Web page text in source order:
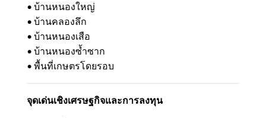
• บ้านหนองใหญ่
• บ้านคลองลึก
• บ้านหนองเสือ
• บ้านหนองซ้ำซาก
• พื้นที่เกษตรโดยรอบ
จุดเด่นเชิงเศรษฐกิจและการลงทุน